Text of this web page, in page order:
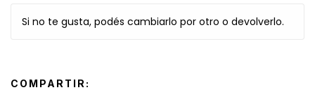
Si no te gusta, podés cambiarlo por otro o devolverlo.
COMPARTIR: